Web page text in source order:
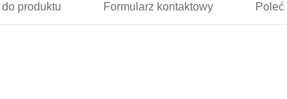
do produktu Formularz kontaktowy Poleć